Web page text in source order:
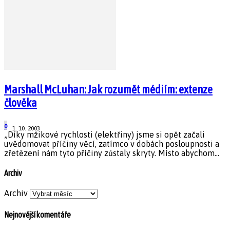
Marshall McLuhan: Jak rozumět médiím: extenze
člověka
1. 10. 2003
0
„Díky mžikové rychlosti (elektřiny) jsme si opět začali
uvědomovat příčiny věcí, zatímco v dobách posloupnosti a
zřetězení nám tyto příčiny zůstaly skryty. Místo abychom...
Archiv
Archiv
Nejnovější komentáře